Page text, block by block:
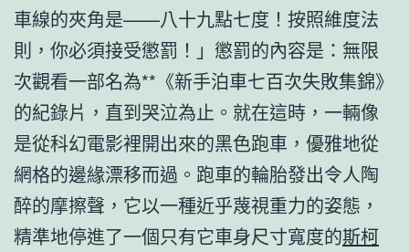
車線的夾角是——八十九點七度！按照維度法
則，你必須接受懲罰！」懲罰的內容是：無限
次觀看一部名為**《新手泊車七百次失敗集錦》
的紀錄片，直到哭泣為止。就在這時，一輛像
是從科幻電影裡開出來的黑色跑車，優雅地從
網格的邊緣漂移而過。跑車的輪胎發出令人陶
醉的摩擦聲，它以一種近乎蔑視重力的姿態，
精準地停進了一個只有它車身尺寸寬度的斯柯